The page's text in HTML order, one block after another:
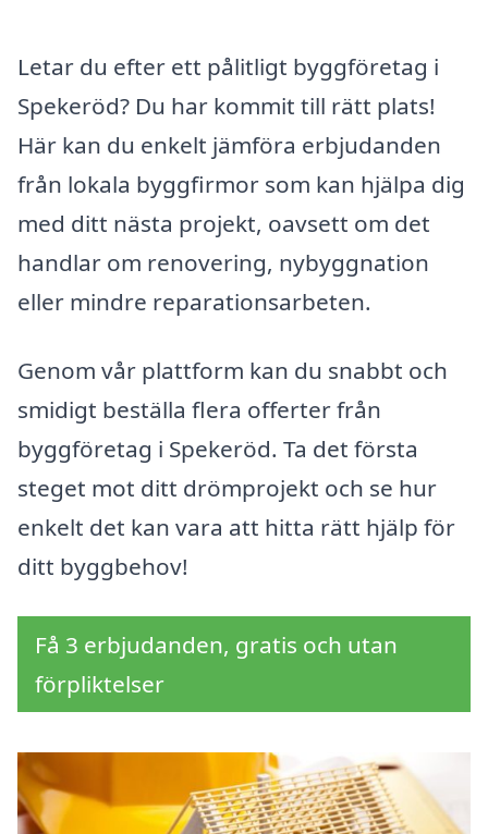
Letar du efter ett pålitligt byggföretag i
Spekeröd? Du har kommit till rätt plats!
Här kan du enkelt jämföra erbjudanden
från lokala byggfirmor som kan hjälpa dig
med ditt nästa projekt, oavsett om det
handlar om renovering, nybyggnation
eller mindre reparationsarbeten.
Genom vår plattform kan du snabbt och
smidigt beställa flera offerter från
byggföretag i Spekeröd. Ta det första
steget mot ditt drömprojekt och se hur
enkelt det kan vara att hitta rätt hjälp för
ditt byggbehov!
Få 3 erbjudanden, gratis och utan
förpliktelser